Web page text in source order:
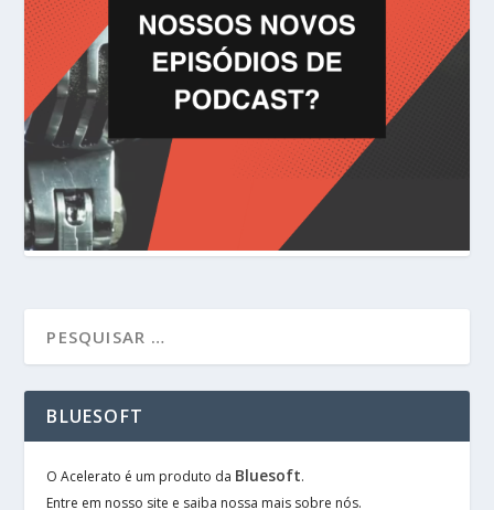
BLUESOFT
O Acelerato é um produto da Bluesoft.
Entre em nosso site e saiba nossa mais sobre nós.